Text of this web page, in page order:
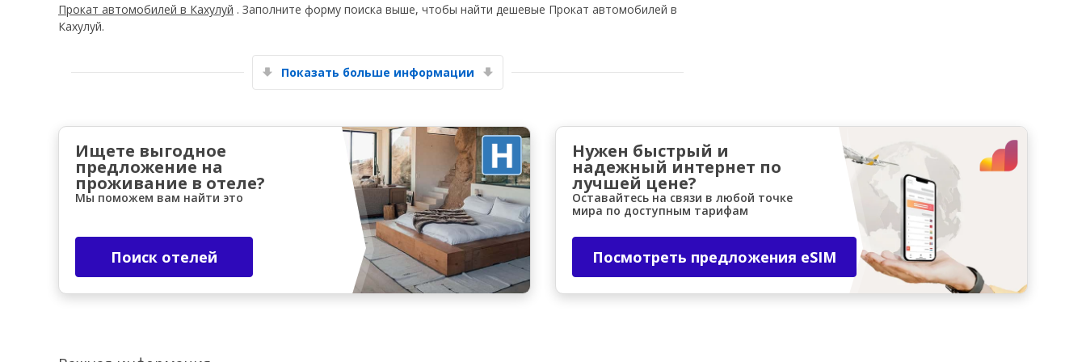
Прокат автомобилей в Кахулуй . Заполните форму поиска выше, чтобы найти дешевые Прокат автомобилей в
Кахулуй.
Показать больше информации
Ищете выгодное
предложение на
проживание в отеле?
Мы поможем вам найти это
Поиск отелей
Нужен быстрый и
надежный интернет по
лучшей цене?
Оставайтесь на связи в любой точке
мира по доступным тарифам
Посмотреть предложения eSIM
Лучшие сбережения
Получите доступ к эксклюзивным
Войти с помощью eLink